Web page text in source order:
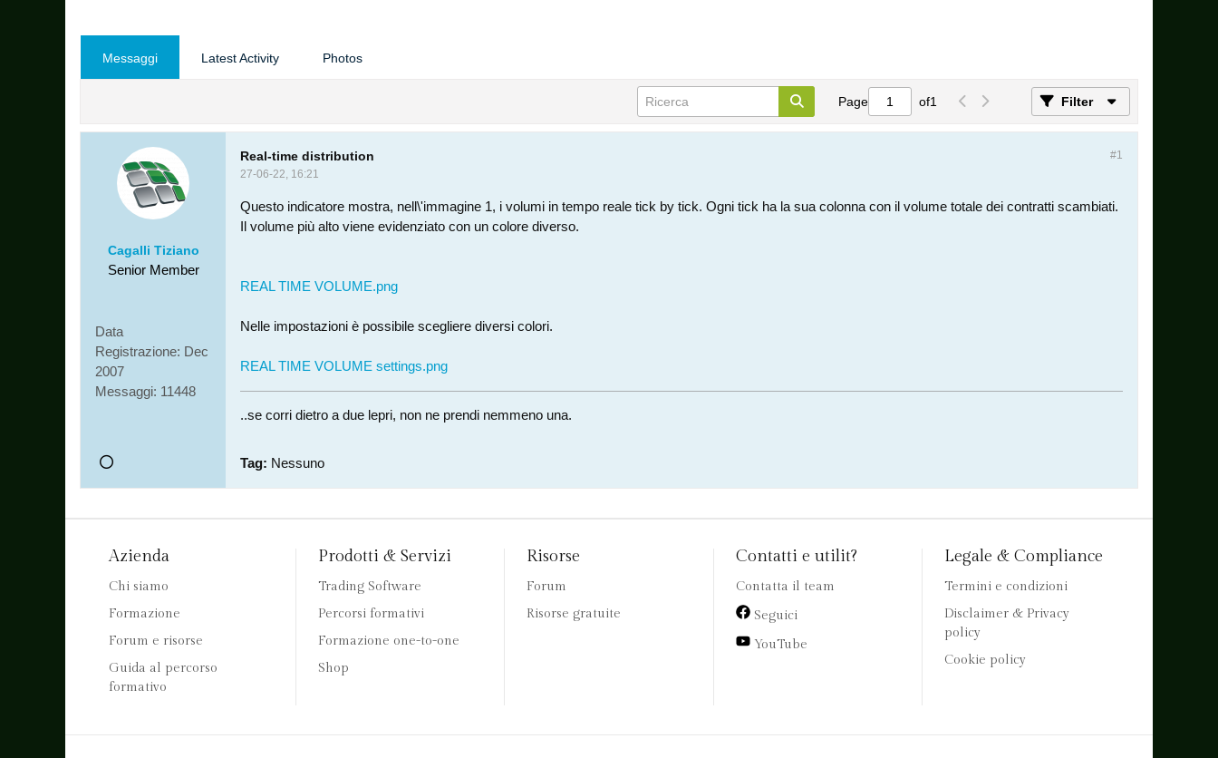
Messaggi Latest Activity Photos
Page of1 Filter
Cagalli Tiziano
Senior Member
Data
Registrazione: Dec
2007
Messaggi: 11448
#1
Real-time distribution
27-06-22, 16:21
Questo indicatore mostra, nell\'immagine 1, i volumi in tempo reale tick by tick. Ogni tick ha la sua colonna con il volume totale dei contratti scambiati.
Il volume più alto viene evidenziato con un colore diverso.
REAL TIME VOLUME.png
Nelle impostazioni è possibile scegliere diversi colori.
REAL TIME VOLUME settings.png
..se corri dietro a due lepri, non ne prendi nemmeno una.
Tag: Nessuno
Azienda
Chi siamo
Formazione
Forum e risorse
Guida al percorso
formativo
Prodotti & Servizi
Trading Software
Percorsi formativi
Formazione one-to-one
Shop
Risorse
Forum
Risorse gratuite
Contatti e utilit?
Contatta il team
Seguici
YouTube
Legale & Compliance
Termini e condizioni
Disclaimer & Privacy
policy
Cookie policy